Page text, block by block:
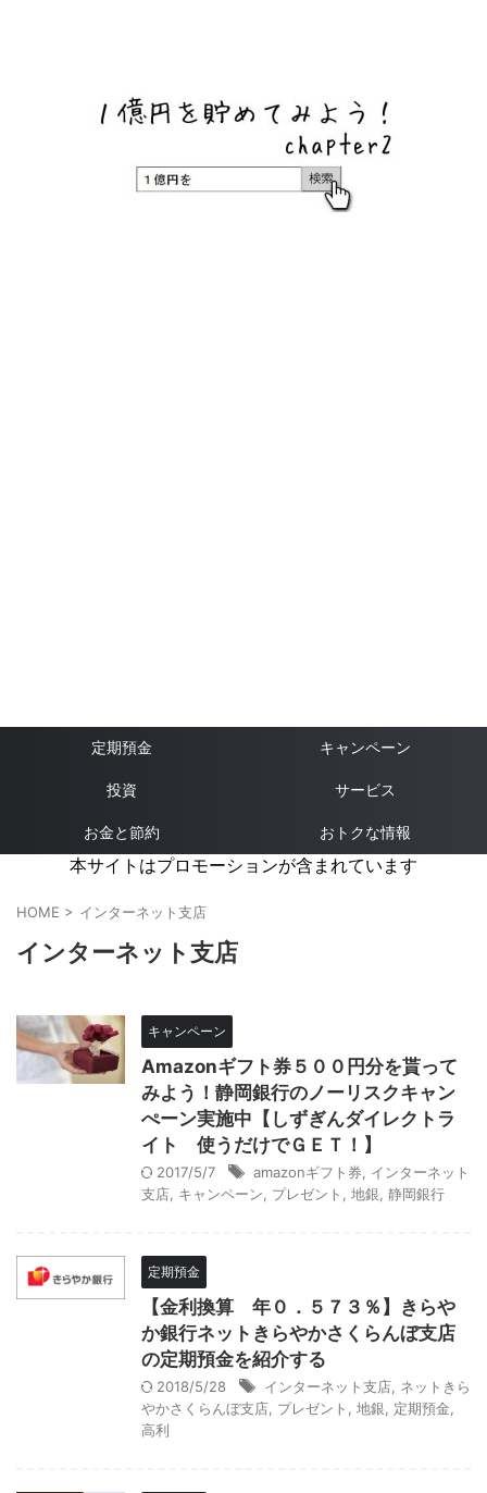
定期預金 キャンペーン
投資 サービス
お金と節約 おトクな情報
本サイトはプロモーションが含まれています
HOME > インターネット支店
インターネット支店
キャンペーン
Amazonギフト券５００円分を貰って
みよう！静岡銀行のノーリスクキャン
ぺーン実施中【しずぎんダイレクトラ
イト 使うだけでＧＥＴ！】
2017/5/7 amazonギフト券
インターネット
支店 キャンペーン プレゼント 地銀 静岡銀行
定期預金
【金利換算 年０．５７３％】きらや
か銀行ネットきらやかさくらんぼ支店
の定期預金を紹介する
2018/5/28 インターネット支店 ネットきら
やかさくらんぼ支店 プレゼント 地銀 定期預金
高利